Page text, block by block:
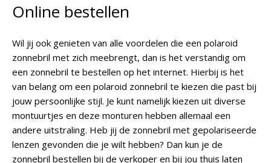
Online bestellen
Wil jij ook genieten van alle voordelen die een polaroid
zonnebril met zich meebrengt, dan is het verstandig om
een zonnebril te bestellen op het internet. Hierbij is het
van belang om een polaroid zonnebril te kiezen die past bij
jouw persoonlijke stijl. Je kunt namelijk kiezen uit diverse
montuurtjes en deze monturen hebben allemaal een
andere uitstraling. Heb jij de zonnebril met gepolariseerde
lenzen gevonden die je wilt hebben? Dan kun je de
zonnebril bestellen bij de verkoper en bij jou thuis laten